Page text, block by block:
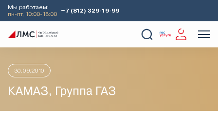
Мы работаем:
пн-пт, 10:00-18:00
+7 (812) 329-19-99
Главная Аналитика
30.09.2010
КАМАЗ, Группа ГАЗ